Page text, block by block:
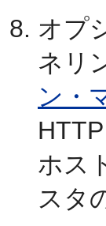
オプ
ネリ
ン・
ホス
スタ